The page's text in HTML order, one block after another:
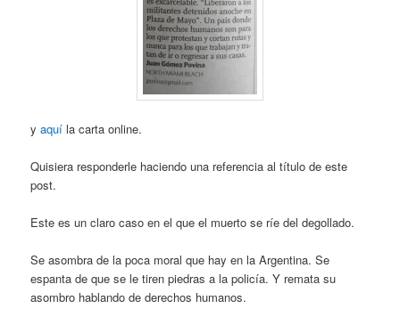
yaquí la carta online.
Quisiera responderle haciendo una referencia al título de este
post.
Este es un claro caso en el que el muerto se ríe del degollado.
Se asombra de la poca moral que hay en la Argentina. Se
espanta de que se le tiren piedras a la policía. Y remata su
asombro hablando de derechos humanos.